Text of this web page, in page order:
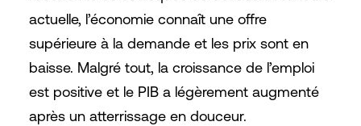
actuelle, l’économie connaît une offre
supérieure à la demande et les prix sont en
baisse. Malgré tout, la croissance de l’emploi
est positive et le PIB a légèrement augmenté
après un atterrissage en douceur.